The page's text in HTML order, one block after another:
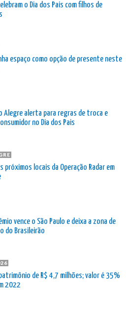
o Dia dos Pais com filhos de
espaço como opção de presente neste
Alegre alerta para regras de troca e
no Dia dos Pais
próximos locais da Operação Radar em
vence o São Paulo e deixa a zona de
do Brasileirão
de R$ 4,7 milhões; valor é 35%
2022